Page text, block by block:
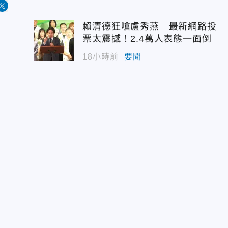
賴清德狂嗆盧秀燕 最新網路投
票太震撼！2.4萬人表態一面倒
18小時前 要聞